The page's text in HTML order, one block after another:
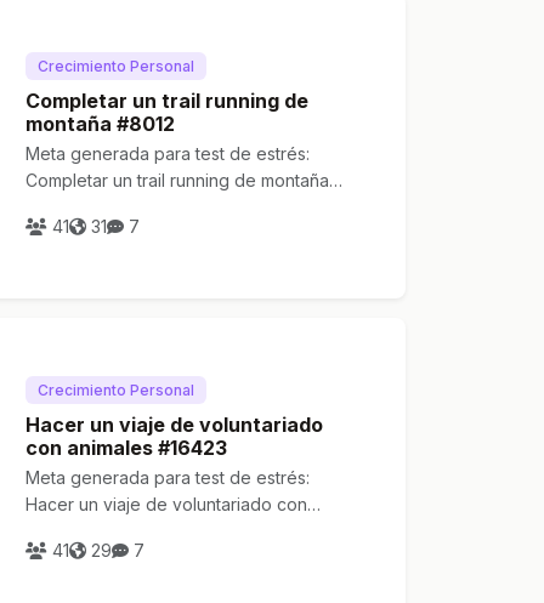
Crecimiento Personal
Completar un trail running de
montaña #8012
Meta generada para test de estrés:
Completar un trail running de montaña
41
31 7
Crecimiento Personal
Hacer un viaje de voluntariado
con animales #16423
Meta generada para test de estrés:
Hacer un viaje de voluntariado con
41
29 7